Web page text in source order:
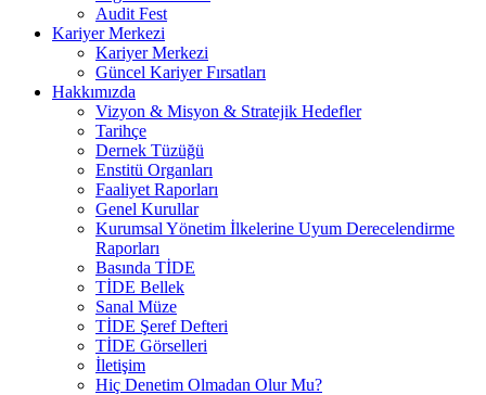
Audit Fest
Kariyer Merkezi
Kariyer Merkezi
Güncel Kariyer Fırsatları
Hakkımızda
Vizyon & Misyon & Stratejik Hedefler
Tarihçe
Dernek Tüzüğü
Enstitü Organları
Faaliyet Raporları
Genel Kurullar
Kurumsal Yönetim İlkelerine Uyum Derecelendirme
Raporları
Basında TİDE
TİDE Bellek
Sanal Müze
TİDE Şeref Defteri
TİDE Görselleri
İletişim
Hiç Denetim Olmadan Olur Mu?